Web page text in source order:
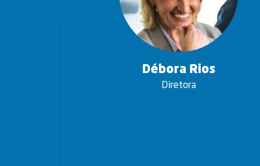
Débora Rios
Diretora